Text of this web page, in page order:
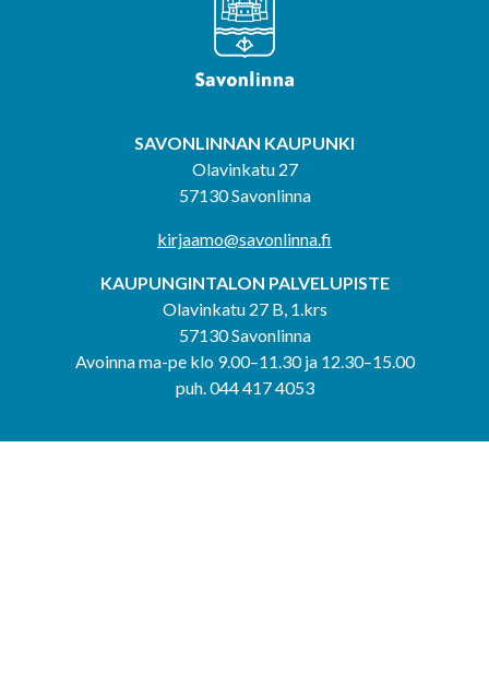
SAVONLINNAN KAUPUNKI
Olavinkatu 27
57130 Savonlinna
kirjaamo@savonlinna.fi
KAUPUNGINTALON PALVELUPISTE
Olavinkatu 27 B, 1.krs
57130 Savonlinna
Avoinna ma-pe klo 9.00–11.30 ja 12.30–15.00
puh. 044 417 4053